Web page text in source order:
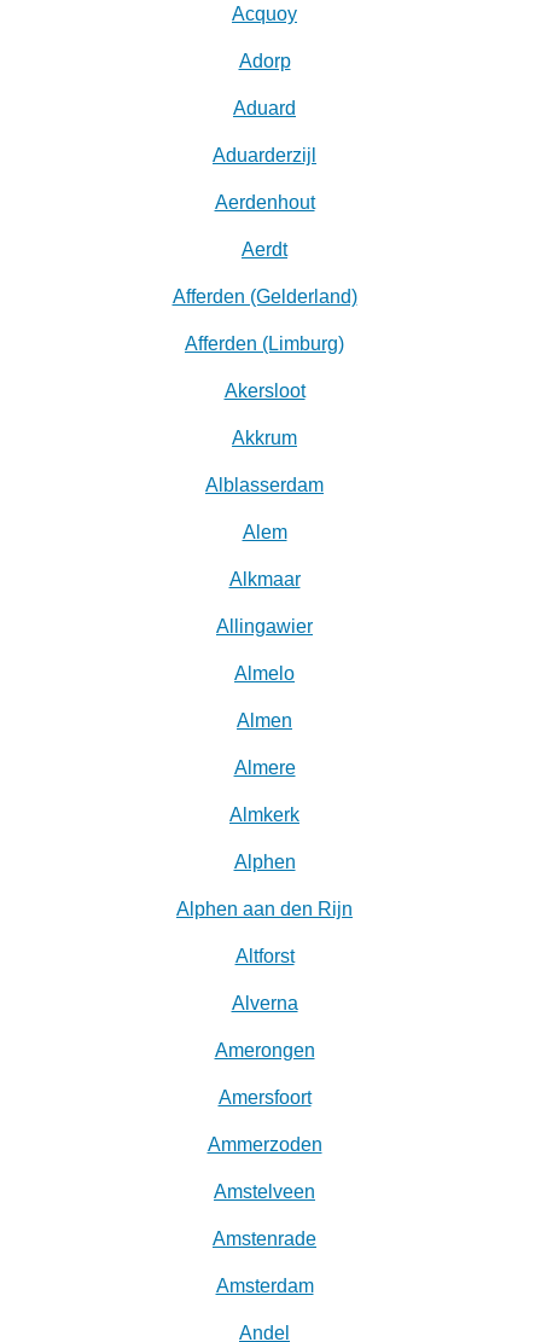
Acquoy
Adorp
Aduard
Aduarderzijl
Aerdenhout
Aerdt
Afferden (Gelderland)
Afferden (Limburg)
Akersloot
Akkrum
Alblasserdam
Alem
Alkmaar
Allingawier
Almelo
Almen
Almere
Almkerk
Alphen
Alphen aan den Rijn
Altforst
Alverna
Amerongen
Amersfoort
Ammerzoden
Amstelveen
Amstenrade
Amsterdam
Andel